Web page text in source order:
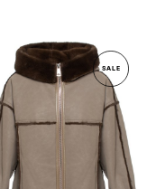
SALE